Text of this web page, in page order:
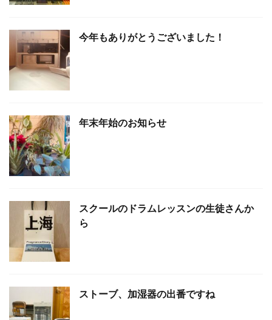
今年もありがとうございました！
年末年始のお知らせ
スクールのドラムレッスンの生徒さんか
ら
ストーブ、加湿器の出番ですね